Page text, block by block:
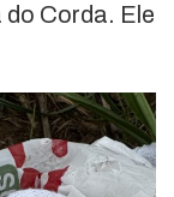
Corda. Ele